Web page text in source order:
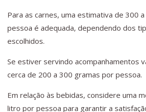
Para as carnes, uma estimativa de 300
pessoa é adequada, dependendo dos
escolhidos.
Se estiver servindo acompanhamentos
cerca de 200 a 300 gramas por pessoa.
Em relação às bebidas, considere uma
litro por pessoa para garantir a